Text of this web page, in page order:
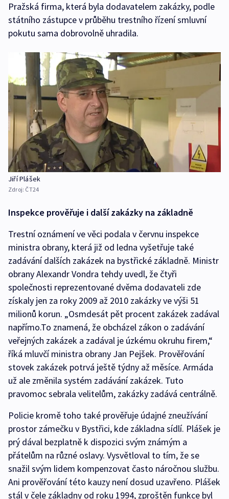
Pražská firma, která byla dodavatelem zakázky, podle
státního zástupce v průběhu trestního řízení smluvní
pokutu sama dobrovolně uhradila.
Jiří Plášek
Zdroj: ČT24
Inspekce prověřuje i další zakázky na základně
Trestní oznámení ve věci podala v červnu inspekce
ministra obrany, která již od ledna vyšetřuje také
zadávání dalších zakázek na bystřické základně. Ministr
obrany Alexandr Vondra tehdy uvedl, že čtyři
společnosti reprezentované dvěma dodavateli zde
získaly jen za roky 2009 až 2010 zakázky ve výši 51
milionů korun. „Osmdesát pět procent zakázek zadával
napřímo.To znamená, že obcházel zákon o zadávání
veřejných zakázek a zadával je úzkému okruhu firem,“
říká mluvčí ministra obrany Jan Pejšek. Prověřování
stovek zakázek potrvá ještě týdny až měsíce. Armáda
už ale změnila systém zadávání zakázek. Tuto
pravomoc sebrala velitelům, zakázky zadává centrálně.
Policie kromě toho také prověřuje údajné zneužívání
prostor zámečku v Bystřici, kde základna sídlí. Plášek je
prý dával bezplatně k dispozici svým známým a
přátelům na různé oslavy. Vysvětloval to tím, že se
snažil svým lidem kompenzovat často náročnou službu.
Ani prověřování této kauzy není dosud uzavřeno. Plášek
stál v čele základny od roku 1994, zproštěn funkce byl